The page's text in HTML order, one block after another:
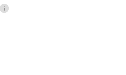
Wyślij